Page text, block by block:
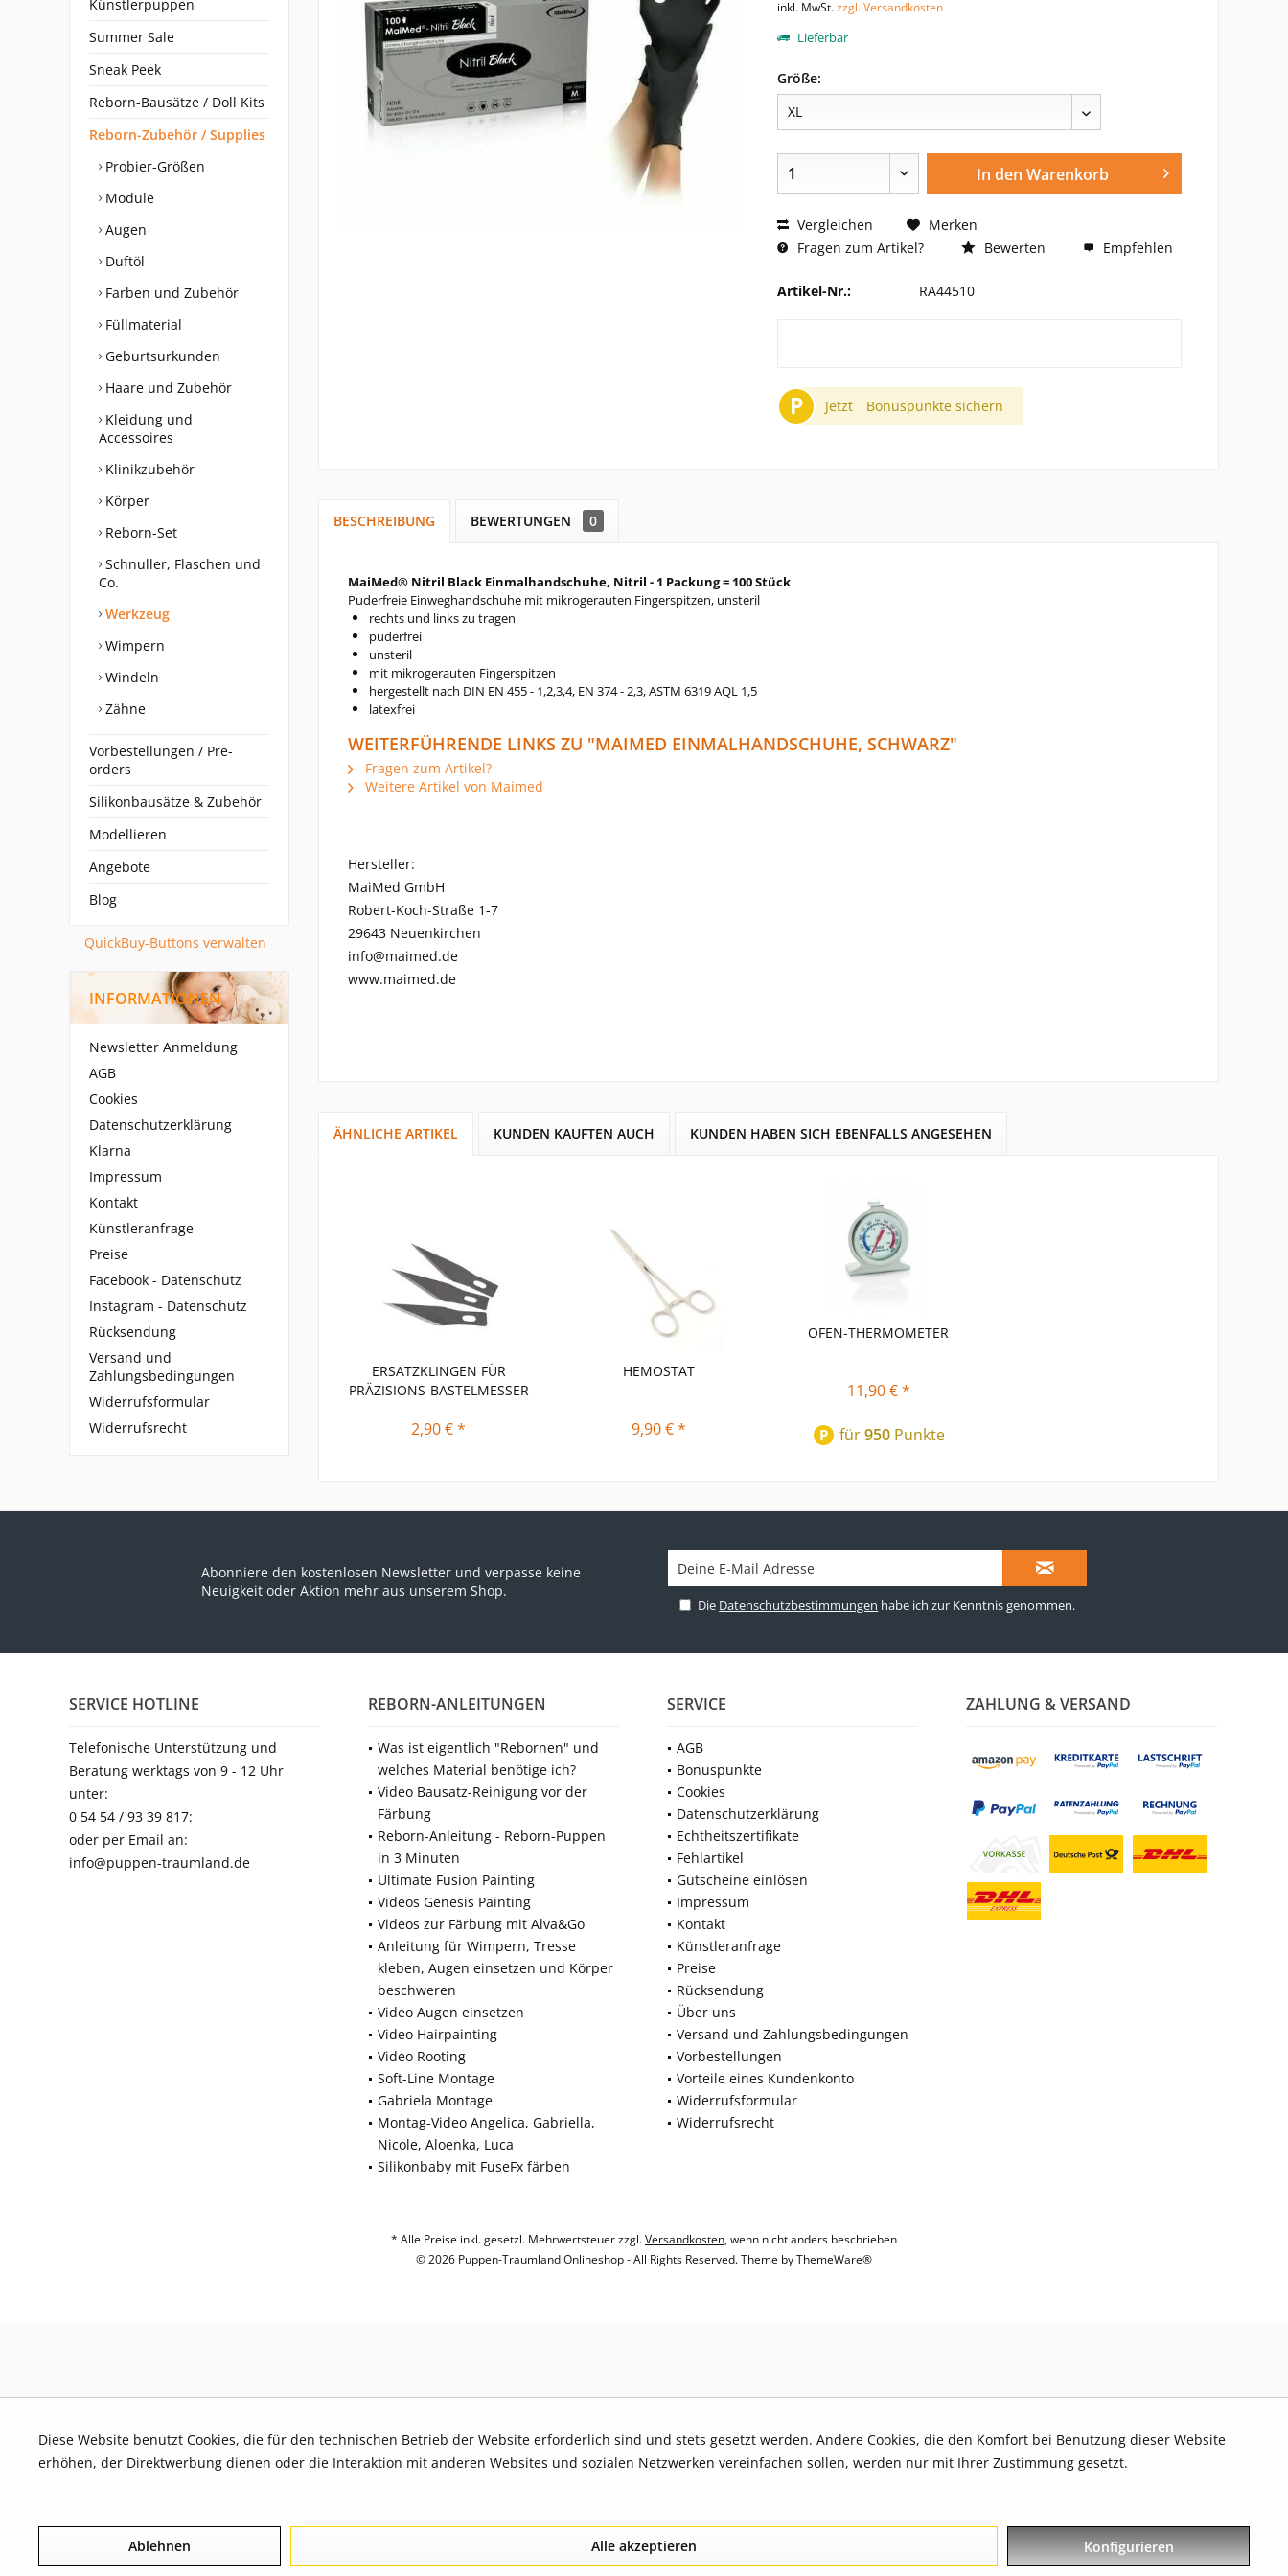
Künstlerpuppen
Summer Sale
Sneak Peek
Reborn-Bausätze / Doll Kits
Reborn-Zubehör / Supplies
Probier-Größen
Module
Augen
Duftöl
Farben und Zubehör
Füllmaterial
Geburtsurkunden
Haare und Zubehör
Kleidung und
Accessoires
Klinikzubehör
Körper
Reborn-Set
Schnuller, Flaschen und
Co.
Werkzeug
Wimpern
Windeln
Zähne
Vorbestellungen / Pre-
orders
Silikonbausätze & Zubehör
Modellieren
Angebote
Blog
QuickBuy-Buttons verwalten
INFORMATIONEN
Newsletter Anmeldung
AGB
Cookies
Datenschutzerklärung
Klarna
Impressum
Kontakt
Künstleranfrage
Preise
Facebook - Datenschutz
Instagram - Datenschutz
Rücksendung
Versand und
Zahlungsbedingungen
Widerrufsformular
Widerrufsrecht
inkl. MwSt.zzgl. Versandkosten
Lieferbar
Größe:
In den Warenkorb
Vergleichen
Merken
Fragen zum Artikel?
Bewerten Empfehlen
Artikel-Nr.: RA44510
P Jetzt Bonuspunkte sichern
BESCHREIBUNG BEWERTUNGEN 0
MaiMed® Nitril Black Einmalhandschuhe, Nitril - 1 Packung = 100 Stück
Puderfreie Einweghandschuhe mit mikrogerauten Fingerspitzen, unsteril
rechts und links zu tragen
puderfrei
unsteril
mit mikrogerauten Fingerspitzen
hergestellt nach DIN EN 455 - 1,2,3,4, EN 374 - 2,3, ASTM 6319 AQL 1,5
latexfrei
WEITERFÜHRENDE LINKS ZU "MAIMED EINMALHANDSCHUHE, SCHWARZ"
Fragen zum Artikel?
Weitere Artikel von Maimed
Hersteller:
MaiMed GmbH
Robert-Koch-Straße 1-7
29643 Neuenkirchen
info@maimed.de
www.maimed.de
ÄHNLICHE ARTIKEL KUNDEN KAUFTEN AUCH KUNDEN HABEN SICH EBENFALLS ANGESEHEN
ERSATZKLINGEN FÜR
PRÄZISIONS-BASTELMESSER
2,90 € *
HEMOSTAT
9,90 € *
OFEN-THERMOMETER
11,90 € *
P für950 Punkte
Abonniere den kostenlosen Newsletter und verpasse keine
Neuigkeit oder Aktion mehr aus unserem Shop.
Die Datenschutzbestimmungen habe ich zur Kenntnis genommen.
SERVICE HOTLINE
Telefonische Unterstützung und
Beratung werktags von 9 - 12 Uhr
unter:
0 54 54 / 93 39 817:
oder per Email an:
info@puppen-traumland.de
REBORN-ANLEITUNGEN
Was ist eigentlich "Rebornen" und
welches Material benötige ich?
Video Bausatz-Reinigung vor der
Färbung
Reborn-Anleitung - Reborn-Puppen
in 3 Minuten
Ultimate Fusion Painting
Videos Genesis Painting
Videos zur Färbung mit Alva&Go
Anleitung für Wimpern, Tresse
kleben, Augen einsetzen und Körper
beschweren
Video Augen einsetzen
Video Hairpainting
Video Rooting
Soft-Line Montage
Gabriela Montage
Montag-Video Angelica, Gabriella,
Nicole, Aloenka, Luca
Silikonbaby mit FuseFx färben
SERVICE
AGB
Bonuspunkte
Cookies
Datenschutzerklärung
Echtheitszertifikate
Fehlartikel
Gutscheine einlösen
Impressum
Kontakt
Künstleranfrage
Preise
Rücksendung
Über uns
Versand und Zahlungsbedingungen
Vorbestellungen
Vorteile eines Kundenkonto
Widerrufsformular
Widerrufsrecht
ZAHLUNG & VERSAND
* Alle Preise inkl. gesetzl. Mehrwertsteuer zzgl.Versandkosten, wenn nicht anders beschrieben
© 2026 Puppen-Traumland Onlineshop - All Rights Reserved. Theme byThemeWare®
Diese Website benutzt Cookies, die für den technischen Betrieb der Website erforderlich sind und stets gesetzt werden. Andere Cookies, die den Komfort bei Benutzung dieser Website
erhöhen, der Direktwerbung dienen oder die Interaktion mit anderen Websites und sozialen Netzwerken vereinfachen sollen, werden nur mit Ihrer Zustimmung gesetzt.
Ablehnen Alle akzeptieren Konfigurieren